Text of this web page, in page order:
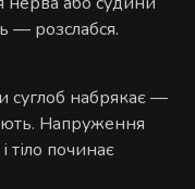
— розслабся.
суглоб набрякає —
Напруження
тіло починає